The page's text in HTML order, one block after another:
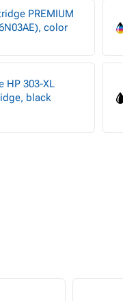
PREMIUM
color
HP 303-XL
black